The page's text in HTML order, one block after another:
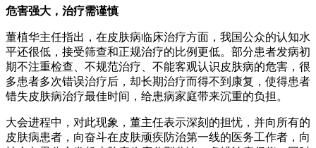
危害强大，治疗需谨慎
董植华主任指出，在皮肤病临床治疗方面，我国公众的认知水
平还很低，接受筛查和正规治疗的比例更低。部分患者发病初
期不注重检查、不规范治疗、不能客观认识皮肤病的危害，很
多患者多次错误治疗后，却长期治疗而得不到康复，使得患者
错失皮肤病治疗最佳时间，给患病家庭带来沉重的负担。
大会进程中，对此现象，董主任表示深刻的担忧，并向所有的
皮肤病患者，向奋斗在皮肤顽疾防治第一线的医务工作者，向